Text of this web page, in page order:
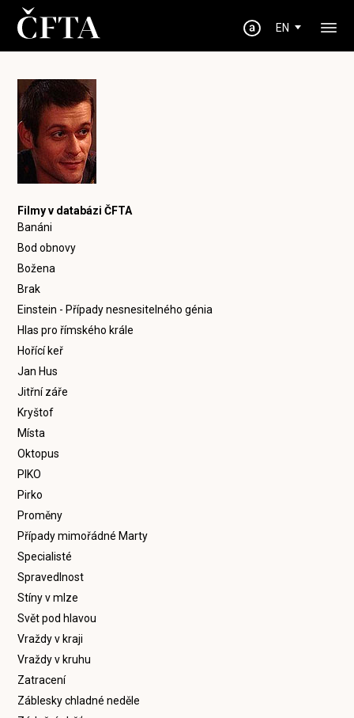
EN
Filmy v databázi ČFTA
Banáni
Bod obnovy
Božena
Brak
Einstein - Případy nesnesitelného génia
Hlas pro římského krále
Hořící keř
Jan Hus
Jitřní záře
Kryštof
Místa
Oktopus
PIKO
Pirko
Proměny
Případy mimořádné Marty
Specialisté
Spravedlnost
Stíny v mlze
Svět pod hlavou
Vraždy v kraji
Vraždy v kruhu
Zatracení
Záblesky chladné neděle